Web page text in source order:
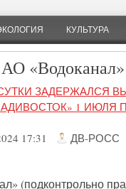
КУЛЬТУРА
ЗАДЕРЖАЛСЯ
1 ИЮЛЯ
17:31 ДВ-РОСС
(подконтрольно